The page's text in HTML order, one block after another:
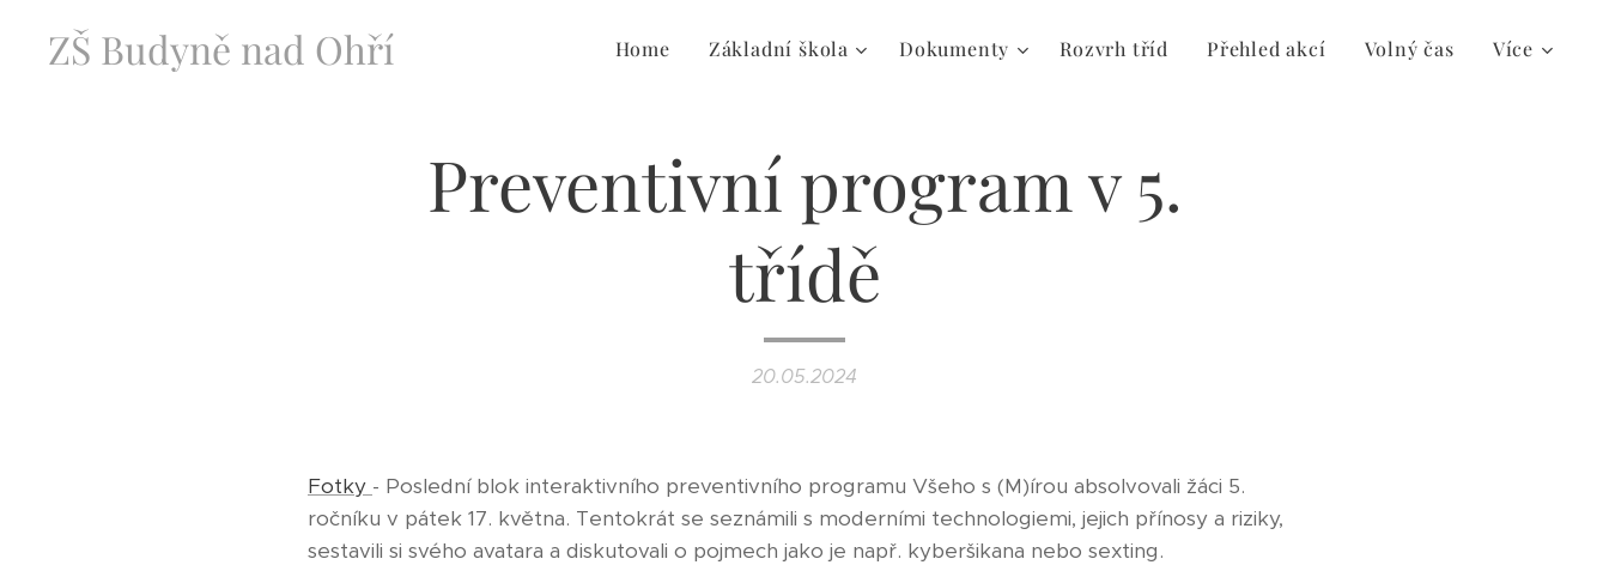
ZŠ Budyně nad Ohří Home Základní škola Dokumenty Rozvrh tříd Přehled akcí Volný čas Více
Preventivní program v 5.
třídě
20.05.2024
Fotky - Poslední blok interaktivního preventivního programu Všeho s (M)írou absolvovali žáci 5.
ročníku v pátek 17. května. Tentokrát se seznámili s moderními technologiemi, jejich přínosy a riziky,
sestavili si svého avatara a diskutovali o pojmech jako je např. kyberšikana nebo sexting.